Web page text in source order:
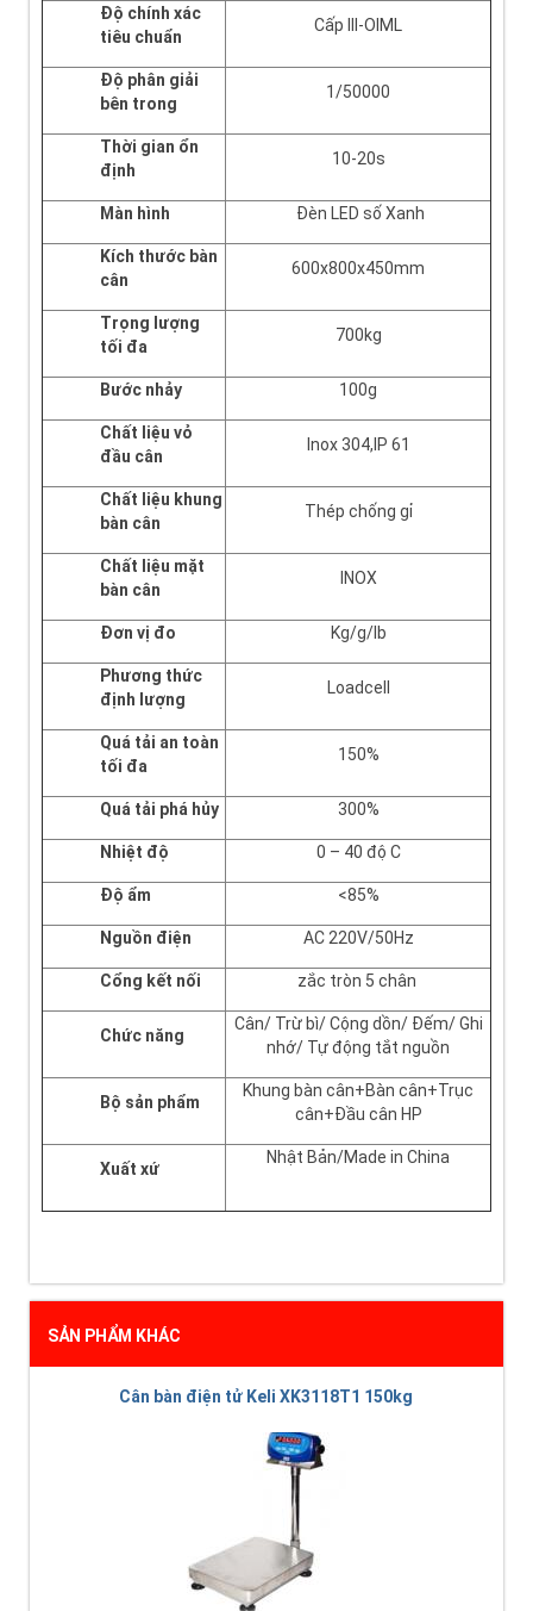
Độ chính xác
tiêu chuẩn
Cấp III-OIML
Độ phân giải
bên trong
1/50000
Thời gian ổn
định
10-20s
Màn hình Đèn LED số Xanh
Kích thước bàn
cân
600x800x450mm
Trọng lượng
tối đa
700kg
Bước nhảy 100g
Chất liệu vỏ
đầu cân
Inox 304,IP 61
Chất liệu khung
bàn cân
Thép chống gỉ
Chất liệu mặt
bàn cân
INOX
Đơn vị đo Kg/g/lb
Phương thức
định lượng
Loadcell
Quá tải an toàn
tối đa
150%
Quá tải phá hủy 300%
Nhiệt độ 0 – 40 độ C
Độ ẩm <85%
Nguồn điện AC 220V/50Hz
Cổng kết nối zắc tròn 5 chân
Chức năng
Cân/ Trừ bì/ Cộng dồn/ Đếm/ Ghi
nhớ/ Tự động tắt nguồn
Bộ sản phẩm
Khung bàn cân+Bàn cân+Trục
cân+Đầu cân HP
Xuất xứ
Nhật Bản/Made in China
SẢN PHẨM KHÁC
Cân bàn điện tử Keli XK3118T1 150kg